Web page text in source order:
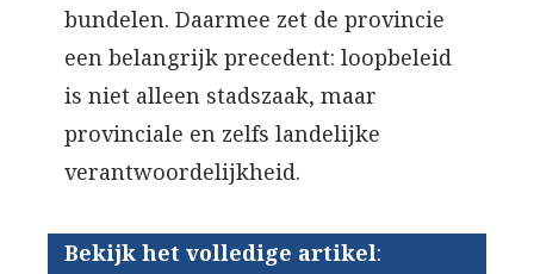
bundelen. Daarmee zet de provincie
een belangrijk precedent: loopbeleid
is niet alleen stadszaak, maar
provinciale en zelfs landelijke
verantwoordelijkheid.
Bekijk het volledige artikel: